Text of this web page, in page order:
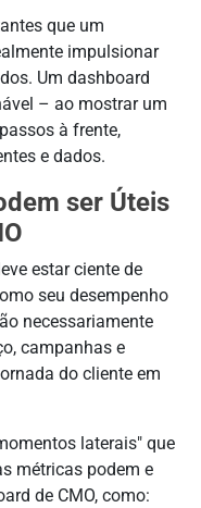
que um
impulsionar
Um dashboard
– ao mostrar um
à frente,
e dados.
ser Úteis
estar ciente de
seu desempenho
necessariamente
campanhas e
do cliente em
laterais" que
métricas podem e
de CMO, como: